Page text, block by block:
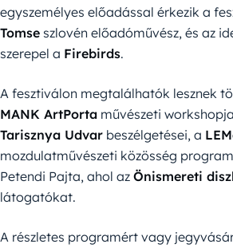
egyszemélyes előadással érkezik a
Tomse szlovén előadóművész, és az
szerepel a Firebirds.
A fesztiválon megtalálhatók lesznek
MANK ArtPorta művészeti
Tarisznya Udvar beszélgetései, a
mozdulatművészeti közösség
Petendi Pajta, ahol az Önismereti
látogatókat.
A részletes programért vagy